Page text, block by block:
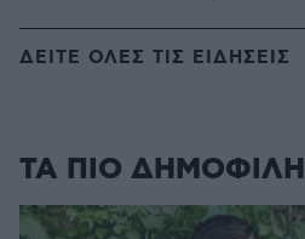
ΔΕΙΤΕ ΟΛΕΣ ΤΙΣ ΕΙΔΗΣΕΙΣ
ΤΑ ΠΙΟ ΔΗΜΟΦΙΛΗ